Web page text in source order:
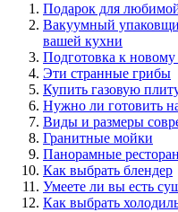
Подарок для
Вакуумный
вашей кухни
Подготовка к
Эти странные грибы
Купить газовую
Нужно ли готовить
Виды и размеры
Гранитные мойки
Панорамные
Как выбрать блендер
Умеете ли вы есть
Как выбрать